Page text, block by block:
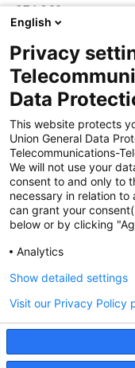
374 360
ISO
durch
im
English
Privacy
Data
This website protects
Union General Data
Telecommunications-
We will not use your
consent to and only to
necessary in relation
can grant your
below or by clicking
Analytics
Show detailed settings
Visit our Privacy Policy